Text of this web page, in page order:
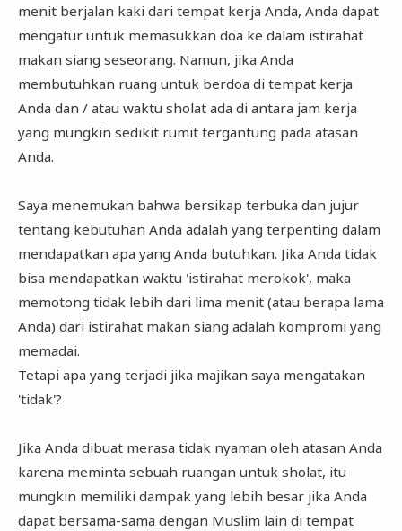
menit berjalan kaki dari tempat kerja Anda, Anda dapat
mengatur untuk memasukkan doa ke dalam istirahat
makan siang seseorang. Namun, jika Anda
membutuhkan ruang untuk berdoa di tempat kerja
Anda dan / atau waktu sholat ada di antara jam kerja
yang mungkin sedikit rumit tergantung pada atasan
Anda.
Saya menemukan bahwa bersikap terbuka dan jujur ​​
tentang kebutuhan Anda adalah yang terpenting dalam
mendapatkan apa yang Anda butuhkan. Jika Anda tidak
bisa mendapatkan waktu 'istirahat merokok', maka
memotong tidak lebih dari lima menit (atau berapa lama
Anda) dari istirahat makan siang adalah kompromi yang
memadai.
Tetapi apa yang terjadi jika majikan saya mengatakan
'tidak'?
Jika Anda dibuat merasa tidak nyaman oleh atasan Anda
karena meminta sebuah ruangan untuk sholat, itu
mungkin memiliki dampak yang lebih besar jika Anda
dapat bersama-sama dengan Muslim lain di tempat